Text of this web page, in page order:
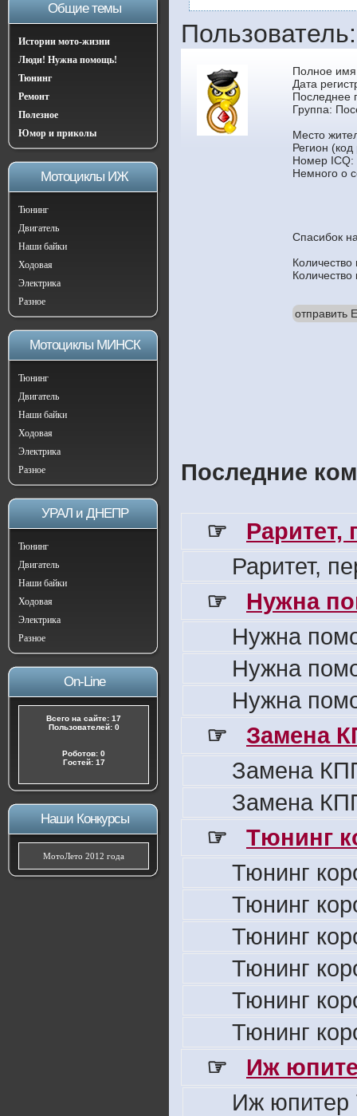
Общие темы
Истории мото-жизни
Люди! Нужна помощь!
Тюнинг
Ремонт
Полезное
Юмор и приколы
Мотоциклы ИЖ
Тюнинг
Двигатель
Наши байки
Ходовая
Электрика
Разное
Мотоциклы МИНСК
Тюнинг
Двигатель
Наши байки
Ходовая
Электрика
Разное
УРАЛ и ДНЕПР
Тюнинг
Двигатель
Наши байки
Ходовая
Электрика
Разное
On-Line
Всего на сайте: 17
Пользователей: 0
Роботов: 0
Гостей: 17
Наши Конкурсы
МотоЛето 2012 года
Полное
Дата
Последнее
Группа:
Место
Регион (код
Номер ICQ:
Немного о
Спасибок
отправить
Последние
☞
Раритет,
Раритет,
☞
Нужна
Нужна
Нужна
Нужна
☞
Замена
Замена
Замена
☞
Тюнинг
Тюнинг
Тюнинг
Тюнинг
Тюнинг
Тюнинг
Тюнинг
☞
Иж
Иж юпитер